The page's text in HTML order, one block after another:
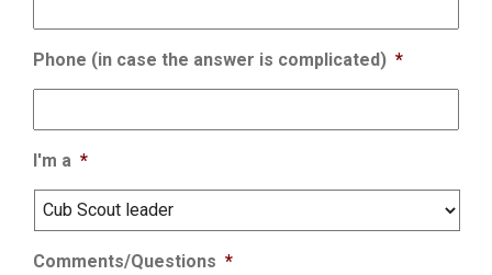
Phone (in case the answer is complicated) *
I'm a *
Comments/Questions *